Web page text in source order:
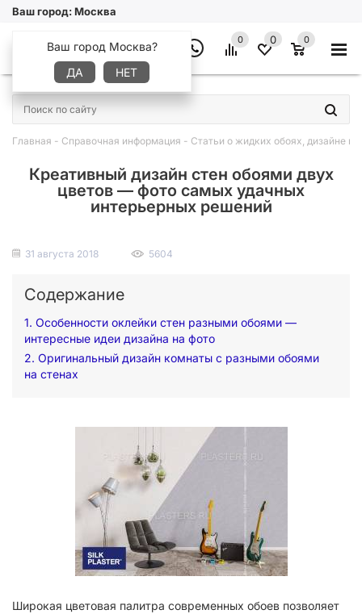
Ваш город:Москва
Ваш город Москва?
ДА
НЕТ
0 0 0
×
Главная - Справочная информация - Статьи о жидких обоях, дизайне и
Креативный дизайн стен обоями двух
цветов — фото самых удачных
интерьерных решений
31 августа 2018 5604
Содержание
1. Особенности оклейки стен разными обоями —
интересные идеи дизайна на фото
2. Оригинальный дизайн комнаты с разными обоями
на стенах
Широкая цветовая палитра современных обоев позволяет